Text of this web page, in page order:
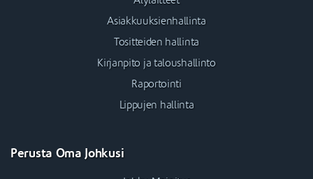
Asiakkuuksienhallinta
Tositteiden hallinta
Kirjanpito ja taloushallinto
Raportointi
Lippujen hallinta
Perusta Oma Johkusi